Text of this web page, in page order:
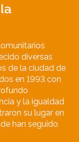
diversas
de la ciudad de
en 1993 con
y la igualdad
su lugar en
han seguido